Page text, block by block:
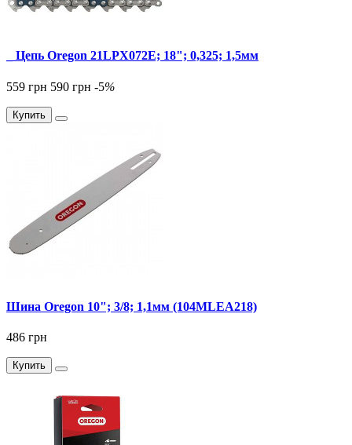
_ Цепь Oregon 21LPX072E; 18"; 0,325; 1,5мм
559 грн 590 грн -5%
Купить
Шина Oregon 10"; 3/8; 1,1мм (104MLEA218)
486 грн
Купить